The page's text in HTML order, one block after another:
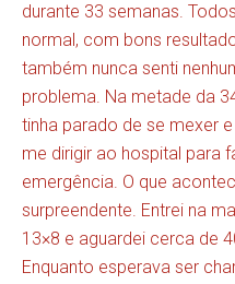
durante 33 semanas.
normal, com bons
também nunca senti
problema. Na metade da
tinha parado de se mexer
me dirigir ao hospital para
emergência. O que
surpreendente. Entrei na
13×8 e aguardei cerca de
Enquanto esperava ser